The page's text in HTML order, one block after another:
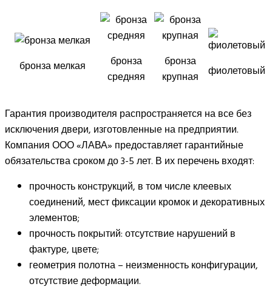
бронза мелкая
бронза
средняя
бронза
крупная
фиолетовый
Гарантия производителя распространяется на все без
исключения двери, изготовленные на предприятии.
Компания ООО «ЛАВА» предоставляет гарантийные
обязательства сроком до 3-5 лет. В их перечень входят:
прочность конструкций, в том числе клеевых
соединений, мест фиксации кромок и декоративных
элементов;
прочность покрытий: отсутствие нарушений в
фактуре, цвете;
геометрия полотна – неизменность конфигурации,
отсутствие деформации.